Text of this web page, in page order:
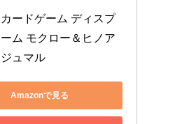
ードゲーム ディスプ
ム モクロー＆ヒノア
ュマル
Amazonで見る